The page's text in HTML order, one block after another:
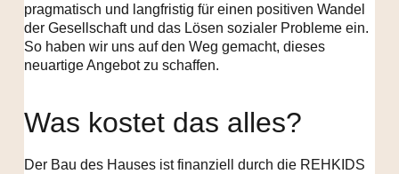
pragmatisch und langfristig für einen positiven Wandel
der Gesellschaft und das Lösen sozialer Probleme ein.
So haben wir uns auf den Weg gemacht, dieses
neuartige Angebot zu schaffen.
Was kostet das alles?
Der Bau des Hauses ist finanziell durch die REHKIDS